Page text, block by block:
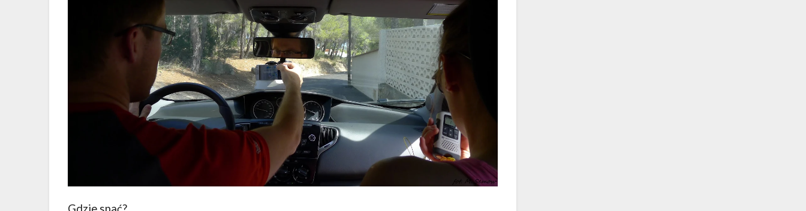
Gdzie spać?